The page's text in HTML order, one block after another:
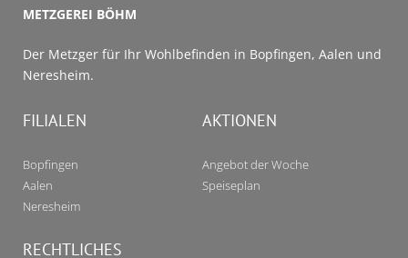
METZGEREI BÖHM
Der Metzger für Ihr Wohlbefinden in Bopfingen, Aalen und
Neresheim.
FILIALEN
Bopfingen
Aalen
Neresheim
AKTIONEN
Angebot der Woche
Speiseplan
RECHTLICHES